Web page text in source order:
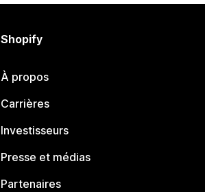
Shopify
À propos
Carrières
Investisseurs
Presse et médias
Partenaires